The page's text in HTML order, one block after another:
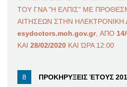
ΤΟΥ ΓΝΑ "Η ΕΛΠΙΣ" ΜΕ
ΑΙΤΗΣΕΩΝ ΣΤΗΝ ΗΛΕΚΤΡΟΝΙΚΗ
esydoctors.moh.gov.gr, ΑΠΟ
ΚΑΙ 28/02/2020 ΚΑΙ ΏΡΑ 12:00
ΠΡΟΚΗΡΥΞΕΙΣ ΈΤΟΥΣ